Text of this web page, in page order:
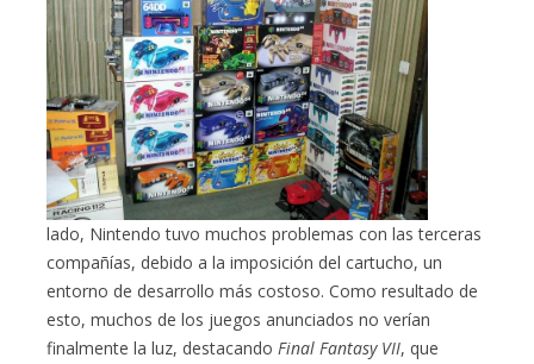
lado, Nintendo tuvo muchos problemas con las terceras
compañías, debido a la imposición del cartucho, un
entorno de desarrollo más costoso. Como resultado de
esto, muchos de los juegos anunciados no verían
finalmente la luz, destacandoFinal Fantasy VII, que